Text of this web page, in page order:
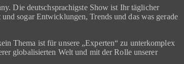
Die deutschsprachigste Show ist Ihr täglicher
sogar Entwicklungen, Trends und das was gerade
Thema ist für unsere „Experten“ zu unterkomplex
globalisierten Welt und mit der Rolle unserer